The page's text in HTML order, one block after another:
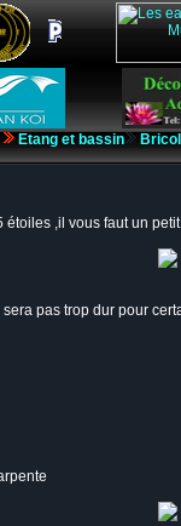
Etang et bassin
,il vous faut un
pas trop dur pour